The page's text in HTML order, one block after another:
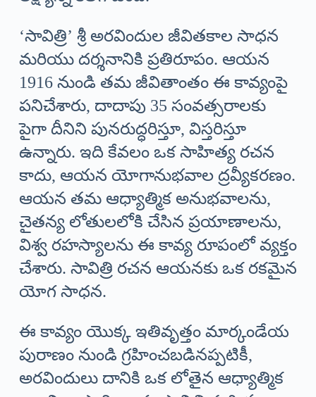
‘సావిత్రి’ శ్రీ అరవిందుల జీవితకాల సాధన
మరియు దర్శనానికి ప్రతిరూపం. ఆయన
1916 నుండి తమ జీవితాంతం ఈ కావ్యంపై
పనిచేశారు, దాదాపు 35 సంవత్సరాలకు
పైగా దీనిని పునరుద్ధరిస్తూ, విస్తరిస్తూ
ఉన్నారు. ఇది కేవలం ఒక సాహిత్య రచన
కాదు, ఆయన యోగానుభవాల ద్రవ్యీకరణం.
ఆయన తమ ఆధ్యాత్మిక అనుభవాలను,
చైతన్య లోతులలోకి చేసిన ప్రయాణాలను,
విశ్వ రహస్యాలను ఈ కావ్య రూపంలో వ్యక్తం
చేశారు. సావిత్రి రచన ఆయనకు ఒక రకమైన
యోగ సాధన.
ఈ కావ్యం యొక్క ఇతివృత్తం మార్కండేయ
పురాణం నుండి గ్రహించబడినప్పటికీ,
అరవిందులు దానికి ఒక లోతైన ఆధ్యాత్మిక